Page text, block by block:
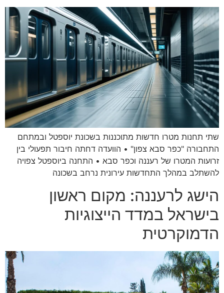
שתי תחנות מטרו חדשות מתוכננות בשכונת יוספטל ובמתחם
התחבורה "כפר סבא צפון" • הוועדה דחתה חיבור תפעולי בין
זרועות המטרו של רעננה וכפר סבא • התחנה ביוספטל צפויה
להשתלב במהלך התחדשות עירונית נרחב בשכונה
הישג לרעננה: מקום ראשון
בישראל במדד הייצוגיות
הדמוקרטית